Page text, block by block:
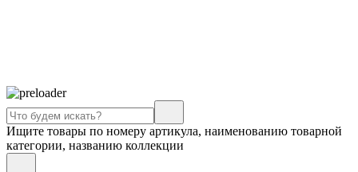
Ищите товары по номеру артикула, наименованию товарной
категории, названию коллекции